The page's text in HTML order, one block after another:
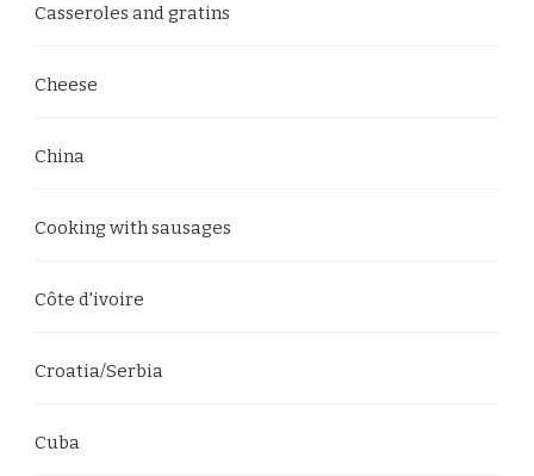
Casseroles and gratins
Cheese
China
Cooking with sausages
Côte d'ivoire
Croatia/Serbia
Cuba